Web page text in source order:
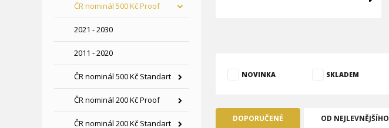
ČR nominál 500 Kč Proof
2021 - 2030
2011 - 2020
ČR nominál 500 Kč Standart
ČR nominál 200 Kč Proof
ČR nominál 200 Kč Standart
NOVINKA SKLADEM
DOPORUČENÉ OD NEJLEVNĚJŠÍHO